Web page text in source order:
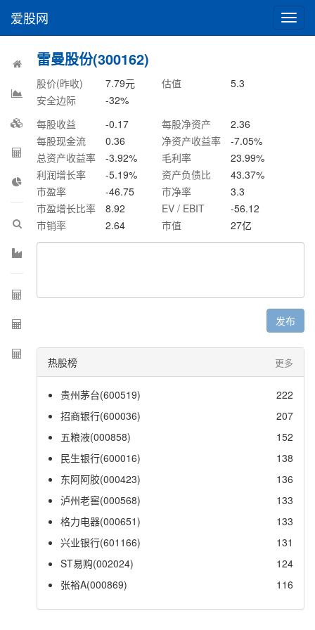
切
换
爱股网
雷曼股份(300162)
股价(昨收) 7.79元 估值
5.3
安全边际
-32%
每股收益
-0.17 每股净资产
2.36
每股现金流
0.36 净资产收益率 -7.05%
总资产收益率
-3.92% 毛利率 23.99%
利润增长率
-5.19% 资产负债比 43.37%
市盈率
-46.75 市净率
3.3
市盈增长比率
8.92 EV / EBIT
-56.12
市销率
2.64 市值 27亿
发布
热股榜 更多
贵州茅台(600519)
222
招商银行(600036)
207
五粮液(000858)
152
民生银行(600016)
138
东阿阿胶(000423)
136
泸州老窖(000568)
133
格力电器(000651)
133
兴业银行(601166)
131
ST易购(002024)
124
张裕A(000869)
116